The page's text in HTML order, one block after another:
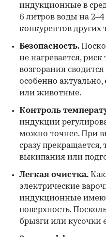
индукционные в
6 литров воды на
конкурентов других
Безопасность.
не нагревается,
возгорания
особенно актуально,
или животные.
Контроль
индукции
можно точнее. При
сразу прекращается,
выкипания или
Легкая очистка.
электрические
индукционные
поверхность.
брызги или кусочки